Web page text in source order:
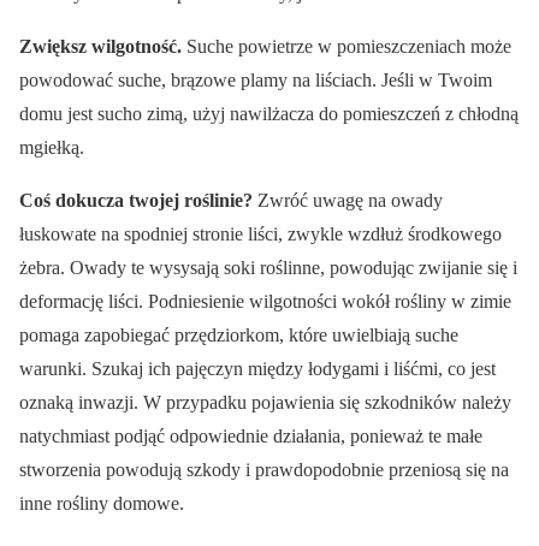
Zwiększ wilgotność. Suche powietrze w pomieszczeniach może
powodować suche, brązowe plamy na liściach. Jeśli w Twoim
domu jest sucho zimą, użyj nawilżacza do pomieszczeń z chłodną
mgiełką.
Coś dokucza twojej roślinie? Zwróć uwagę na owady
łuskowate na spodniej stronie liści, zwykle wzdłuż środkowego
żebra. Owady te wysysają soki roślinne, powodując zwijanie się i
deformację liści. Podniesienie wilgotności wokół rośliny w zimie
pomaga zapobiegać przędziorkom, które uwielbiają suche
warunki. Szukaj ich pajęczyn między łodygami i liśćmi, co jest
oznaką inwazji. W przypadku pojawienia się szkodników należy
natychmiast podjąć odpowiednie działania, ponieważ te małe
stworzenia powodują szkody i prawdopodobnie przeniosą się na
inne rośliny domowe.